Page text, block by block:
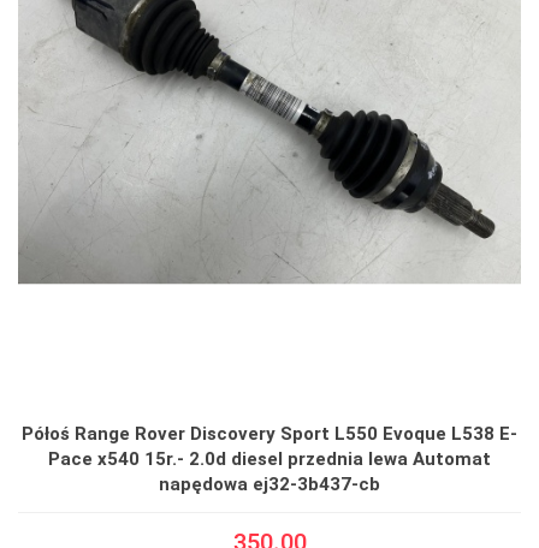
Półoś Range Rover Discovery Sport L550 Evoque L538 E-
Pace x540 15r.- 2.0d diesel przednia lewa Automat
napędowa ej32-3b437-cb
350.00